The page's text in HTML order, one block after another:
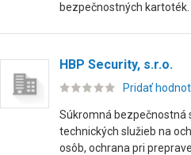
bezpečnostných kartoték.
HBP Security, s.r.o.
Pridať
Súkromná bezpečnostná
technických služieb na
osôb, ochrana pri preprave.